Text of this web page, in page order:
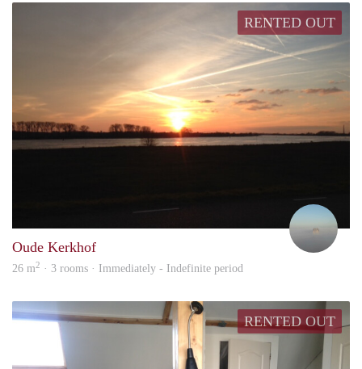
RENTED OUT
Oude Kerkhof
26 m2 · 3 rooms · Immediately - Indefinite period
RENTED OUT